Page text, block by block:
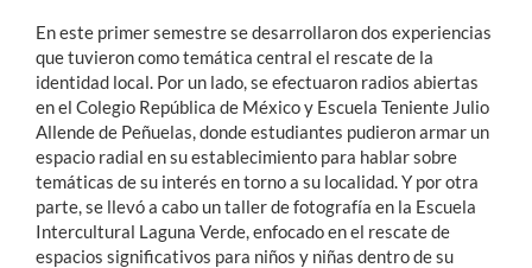
En este primer semestre se desarrollaron dos experiencias
que tuvieron como temática central el rescate de la
identidad local. Por un lado, se efectuaron radios abiertas
en el Colegio República de México y Escuela Teniente Julio
Allende de Peñuelas, donde estudiantes pudieron armar un
espacio radial en su establecimiento para hablar sobre
temáticas de su interés en torno a su localidad. Y por otra
parte, se llevó a cabo un taller de fotografía en la Escuela
Intercultural Laguna Verde, enfocado en el rescate de
espacios significativos para niños y niñas dentro de su